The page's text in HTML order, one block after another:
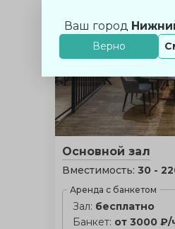
Ваш город
Верно
Основной зал
Вместимость: 30 -
Аренда с банкетом
Зал: бесплатно
Банкет: от 3000 ₽/